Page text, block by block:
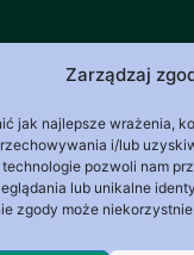
Zarządzaj
jak najlepsze wrażenia,
i/lub
pozwoli nam
lub unikalne
zgody może
Linki
Cookies (EU)